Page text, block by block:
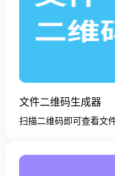
文件二维码生成器
扫描二维码即可查看文